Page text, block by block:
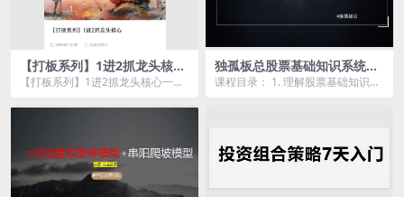
【打板系列】1进2抓龙头核心
一进二
【打板系列】1进2抓龙头核心一进
独孤板总股票基础知识系统讲
解，理解基础知识是变投资大
课程目录： 1. 理解股票基础知识，